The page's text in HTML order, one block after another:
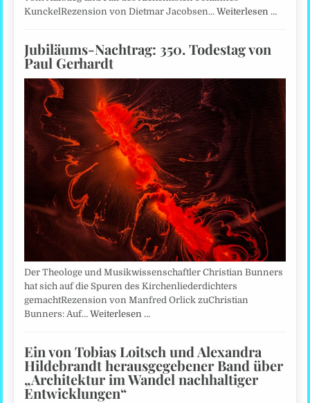
KunckelRezension von Dietmar Jacobsen…Weiterlesen …
Jubiläums-Nachtrag: 350. Todestag von
Paul Gerhardt
Der Theologe und Musikwissenschaftler Christian Bunners
hat sich auf die Spuren des Kirchenliederdichters
gemachtRezension von Manfred Orlick zuChristian
Bunners: Auf…Weiterlesen …
Ein von Tobias Loitsch und Alexandra
Hildebrandt herausgegebener Band über
„Architektur im Wandel nachhaltiger
Entwicklungen“